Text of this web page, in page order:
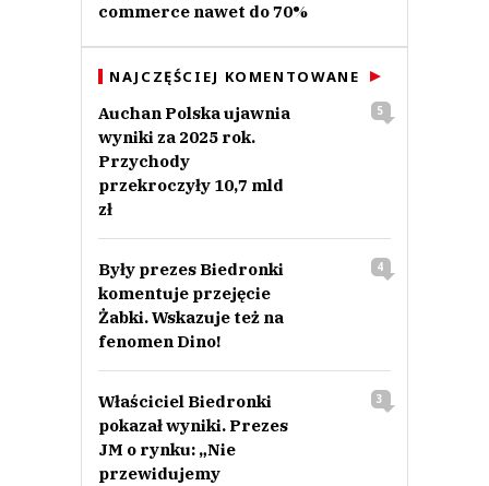
commerce nawet do 70%
NAJCZĘŚCIEJ KOMENTOWANE
Auchan Polska ujawnia
wyniki za 2025 rok.
Przychody
przekroczyły 10,7 mld
zł
5
Były prezes Biedronki
komentuje przejęcie
Żabki. Wskazuje też na
fenomen Dino!
4
Właściciel Biedronki
pokazał wyniki. Prezes
JM o rynku: „Nie
przewidujemy
3